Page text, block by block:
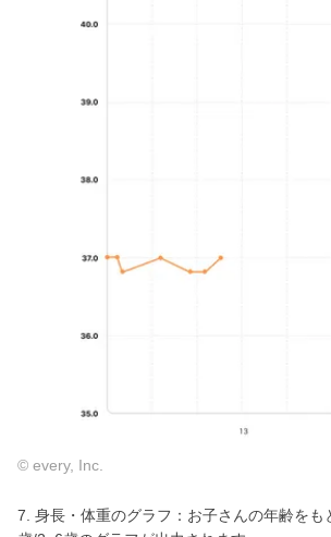
© every, Inc.
7. 身長・体重のグラフ：お子さんの年齢をも